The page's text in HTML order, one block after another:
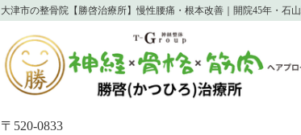
大津市の整骨院【勝啓治療所】慢性腰痛・根本改善｜開院45年・石
〒520-0833